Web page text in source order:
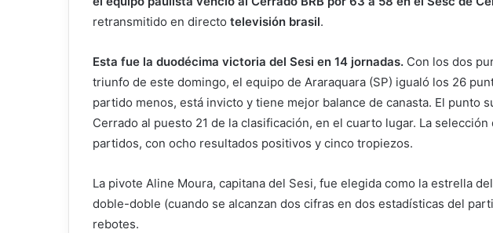
retransmitido en directo televisión brasil.
Esta fue la duodécima victoria del Sesi en 14 jornadas. Con los dos
triunfo de este domingo, el equipo de Araraquara (SP) igualó los 26
partido menos, está invicto y tiene mejor balance de canasta. El punto
Cerrado al puesto 21 de la clasificación, en el cuarto lugar. La selección
partidos, con ocho resultados positivos y cinco tropiezos.
La pivote Aline Moura, capitana del Sesi, fue elegida como la estrella
doble-doble (cuando se alcanzan dos cifras en dos estadísticas del
rebotes.